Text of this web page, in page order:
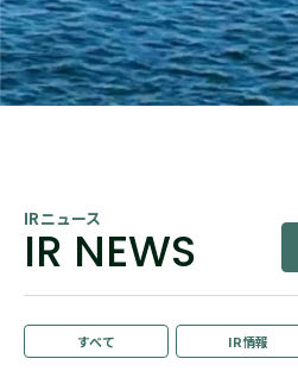
IRニュース
IR NEWS
すべて IR情報